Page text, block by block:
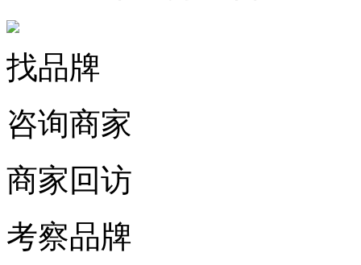
找品牌
咨询商家
商家回访
考察品牌